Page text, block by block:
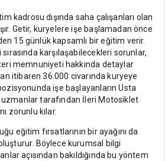
kadrosu dışında saha çalışanları olan
Getir, kuryelere işe başlamadan önce
15 günlük kapsamlı bir eğitim verir.
karşılaşabilecekleri sorunlar,
memnuniyeti hakkında detaylar
itibaren 36.000 civarında kuryeye
işe başlayanların Usta
tarafından İleri Motosiklet
zorunlu kılar.
eğitim fırsatlarının bir ayağını da
Böylece kurumsal bilgi
açısından bakıldığında bu yöntem